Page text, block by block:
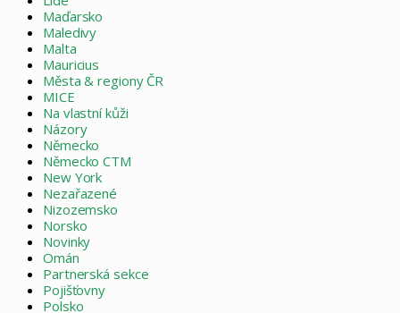
Maďarsko
Maledivy
Malta
Mauricius
Města & regiony ČR
MICE
Na vlastní kůži
Názory
Německo
Německo CTM
New York
Nezařazené
Nizozemsko
Norsko
Novinky
Omán
Partnerská sekce
Pojišťovny
Polsko